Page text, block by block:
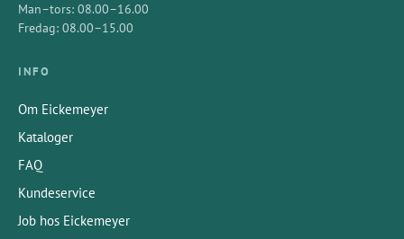
Man–tors: 08.00–16.00
Fredag: 08.00–15.00
INFO
Om Eickemeyer
Kataloger
FAQ
Kundeservice
Job hos Eickemeyer